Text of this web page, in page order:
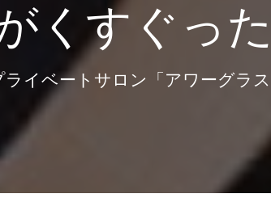
くすぐっ
イベートサロン「アワーグラス